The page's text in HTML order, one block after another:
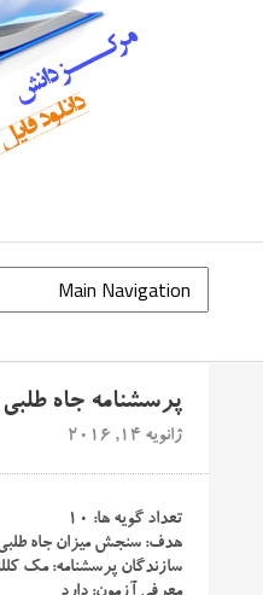
پرسشنامه جاه
ژانویه 14, 2016
تعداد گویه ها: ۱۰
هدف: سنجش میزان جاه طلبی
سازندگان پرسشنامه: مک